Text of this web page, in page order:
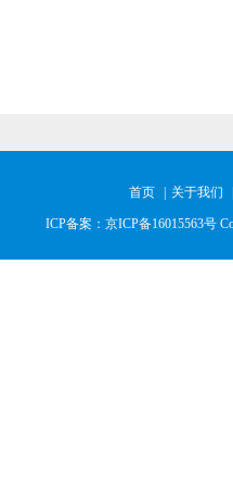
首页 关于我们
ICP备案：京ICP备16015563号